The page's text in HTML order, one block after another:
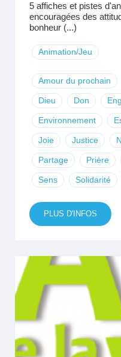
5 affiches et pistes
encouragées des
bonheur (...)
Animation/Jeu
Amour du prochain
Dieu Don
Environnement
Joie Justice
Partage Prière
Sens Solidarité
PLUS D'INFOS